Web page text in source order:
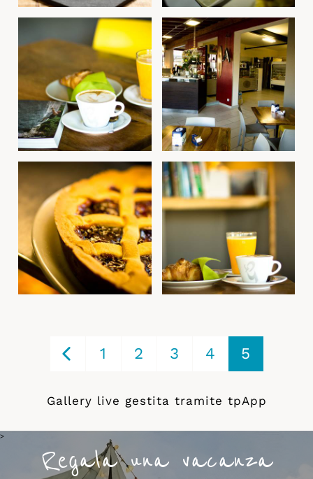
1 2 3 4 5
Gallery live gestita tramite tpApp
>
Regala una vacanza